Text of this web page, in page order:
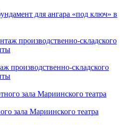
для ангара «под ключ» в
производственно-складского
зала Мариинского театра